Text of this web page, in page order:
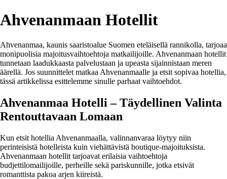
Ahvenanmaan Hotellit
Ahvenanmaa, kaunis saaristoalue Suomen eteläisellä rannikolla, tarjoaa
monipuolisia majoitusvaihtoehtoja matkailijoille. Ahvenanmaan hotellit
tunnetaan laadukkaasta palvelustaan ja upeasta sijainnistaan meren
äärellä. Jos suunnittelet matkaa Ahvenanmaalle ja etsit sopivaa hotellia,
tässä artikkelissa esittelemme sinulle parhaat vaihtoehdot.
Ahvenanmaa Hotelli – Täydellinen Valinta
Rentouttavaan Lomaan
Kun etsit hotellia Ahvenanmaalla, valinnanvaraa löytyy niin
perinteisistä hotelleista kuin viehättävistä boutique-majoituksista.
Ahvenanmaan hotellit tarjoavat erilaisia vaihtoehtoja
budjettilomailijoille, perheille sekä pariskunnille, jotka etsivät
romanttista pakoa arjen kiireistä.